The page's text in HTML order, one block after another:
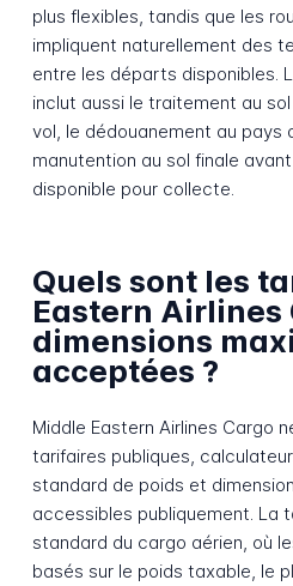
plus flexibles, tandis que les
impliquent naturellement des
entre les départs disponibles.
inclut aussi le traitement au
vol, le dédouanement au pays
manutention au sol finale
disponible pour collecte.
Quels sont les
Eastern Airlines
dimensions
acceptées ?
Middle Eastern Airlines Cargo
tarifaires publiques,
standard de poids et
accessibles publiquement. La
standard du cargo aérien, où
basés sur le poids taxable, le